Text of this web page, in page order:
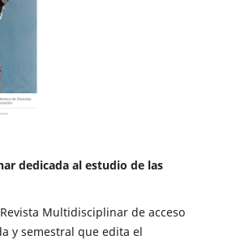
dedicada al estudio de las
Multidisciplinar de acceso
y semestral que edita el